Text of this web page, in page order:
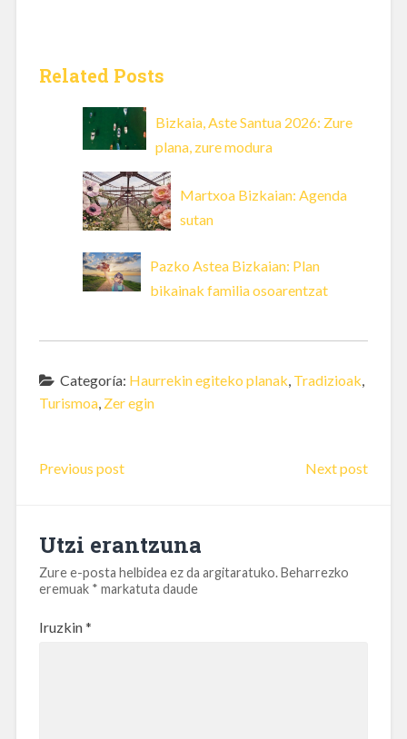
Related Posts
Bizkaia, Aste Santua 2026: Zure
plana, zure modura
Martxoa Bizkaian: Agenda
sutan
Pazko Astea Bizkaian: Plan
bikainak familia osoarentzat
Categoría: Haurrekin egiteko planak Tradizioak
Turismoa, Zer egin
Previous post Next post
Utzi erantzuna
Zure e-posta helbidea ez da argitaratuko.Beharrezko
eremuak * markatuta daude
Iruzkin*